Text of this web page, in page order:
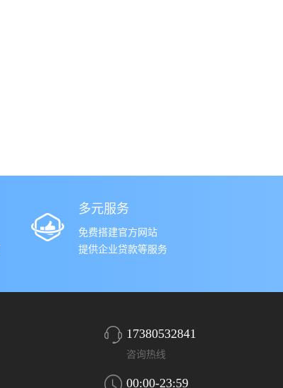
多元服务
免费搭建官方网站
提供企业贷款等服务
17380532841
咨询热线
00:00-23:59